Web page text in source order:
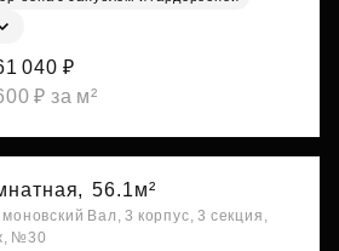
040 ₽
₽ за м²
56.1м²
Вал, 3 корпус, 3 секция,
№30